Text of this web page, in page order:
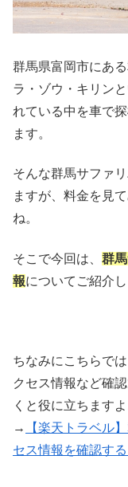
群馬県富岡市にある
ラ・ゾウ・キリン
れている中を車で
ます。
そんな群馬サファ
ますが、料金を見
ね。
そこで今回は、 群
報についてご紹介し
ちなみにこちらで
クセス情報など確
くと役に立ちます
→
【楽天トラベル
セス情報を確認する